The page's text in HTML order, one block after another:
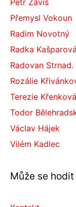
Přemysl Vokoun
Radim Novotný
Radka Kašparová
Radovan Strnad.
Rozálie
Terezie Křenková
Todor
Václav Hájek
Vilém Kadlec
Může se hodit